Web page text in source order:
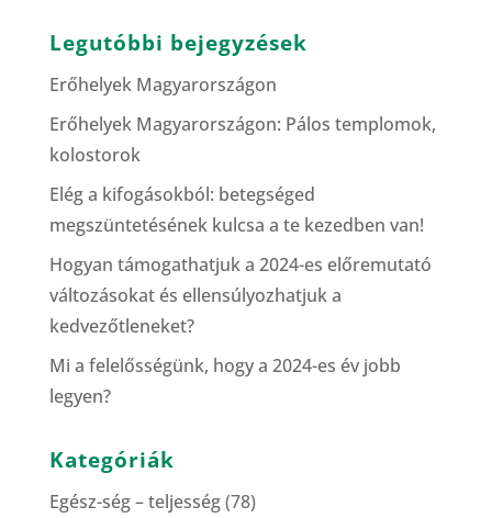
Legutóbbi bejegyzések
Erőhelyek Magyarországon
Erőhelyek Magyarországon: Pálos templomok,
kolostorok
Elég a kifogásokból: betegséged
megszüntetésének kulcsa a te kezedben van!
Hogyan támogathatjuk a 2024-es előremutató
változásokat és ellensúlyozhatjuk a
kedvezőtleneket?
Mi a felelősségünk, hogy a 2024-es év jobb
legyen?
Kategóriák
Egész-ség – teljesség(78)